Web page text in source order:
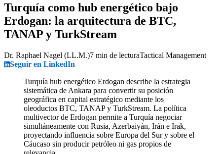
Turquía como hub energético bajo
Erdogan: la arquitectura de BTC,
TANAP y TurkStream
Dr. Raphael Nagel (LL.M.)7 min de lecturaTactical Management
Seguir en LinkedIn
Turquía hub energético Erdogan describe la estrategia
sistemática de Ankara para convertir su posición
geográfica en capital estratégico mediante los
oleoductos BTC, TANAP y TurkStream. La política
multivector de Erdogan permite a Turquía negociar
simultáneamente con Rusia, Azerbaiyán, Irán e Irak,
proyectando influencia sobre Europa del Sur y sobre el
Cáucaso sin producir petróleo ni gas propios de